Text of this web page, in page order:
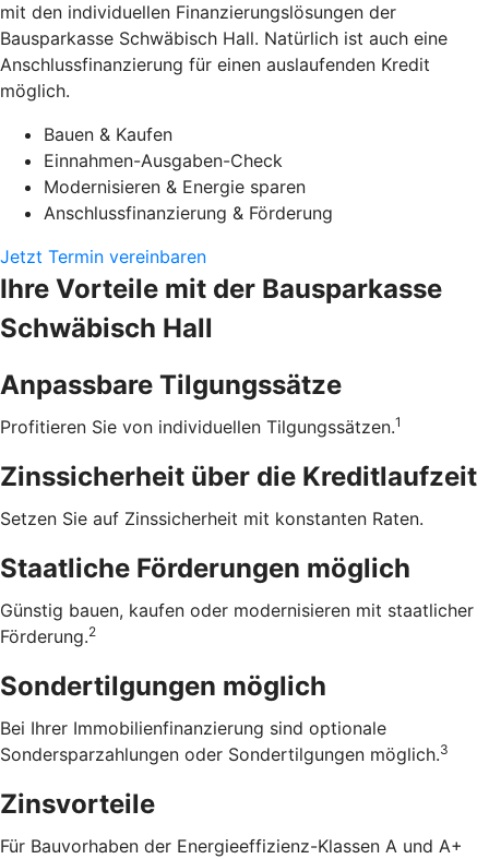
mit den individuellen Finanzierungslösungen der
Bausparkasse Schwäbisch Hall. Natürlich ist auch eine
Anschlussfinanzierung für einen auslaufenden Kredit
möglich.
Bauen & Kaufen
Einnahmen-Ausgaben-Check
Modernisieren & Energie sparen
Anschlussfinanzierung & Förderung
Jetzt Termin vereinbaren
Ihre Vorteile mit der Bausparkasse
Schwäbisch Hall
Anpassbare Tilgungssätze
Profitieren Sie von individuellen Tilgungssätzen.1
Zinssicherheit über die ­Kreditlaufzeit
Setzen Sie auf Zinssicherheit mit konstanten Raten.
Staatliche Förderungen möglich
Günstig bauen, kaufen oder modernisieren mit staatlicher
Förderung.2
Sondertilgungen möglich
Bei Ihrer Immobilienfinanzierung sind optionale
Sondersparzahlungen oder Sondertilgungen möglich.3
Zinsvorteile
Für Bauvorhaben der Energieeffizienz-Klassen A und A+